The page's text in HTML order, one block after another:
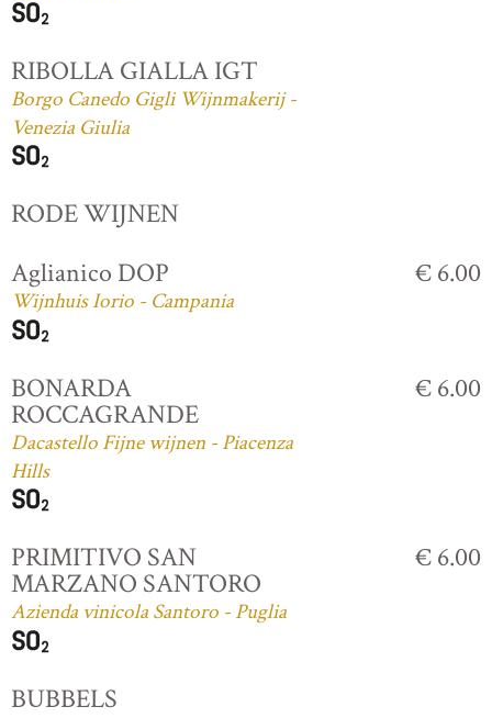
RIBOLLA GIALLA IGT
Borgo Canedo Gigli Wijnmakerij -
Venezia Giulia
RODE WIJNEN
Aglianico DOP
Wijnhuis Iorio - Campania
€ 6.00
BONARDA
ROCCAGRANDE
Dacastello Fijne wijnen - Piacenza
Hills
€ 6.00
PRIMITIVO SAN
MARZANO SANTORO
Azienda vinicola Santoro - Puglia
€ 6.00
BUBBELS